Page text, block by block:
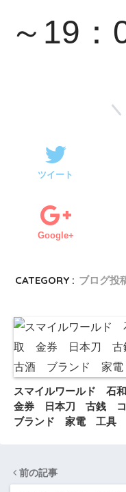
～19：
ツイート
Google+
CATEGORY : ブログ投
スマイルワールド 石
金券 日本刀 古銭
ブランド 家電 工具
前の記事